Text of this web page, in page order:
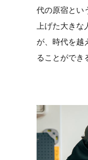
代の原宿とい
上げた大きな
が、時代を越
ることができ